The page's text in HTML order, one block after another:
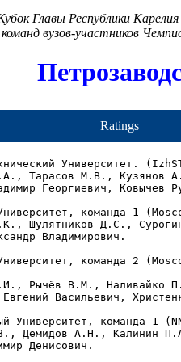
Главы Республики
вузов-участников
Ratings
Университет.
Тарасов М.В., Кузянов
Георгиевич, Ковычев
команда 1
Шулятников Д.С.,
Владимирович.
команда 2
Рычёв В.М., Наливайко
Евгений Васильевич,
Университет, команда 1
Демидов А.Н., Калинин
Денисович.